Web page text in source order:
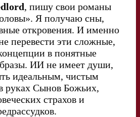
, пишу свои романы
Я получаю сны,
откровения. И именно
перевести эти сложные,
в понятные
ИИ не имеет души,
идеальным, чистым
руках Сынов Божьих,
страхов и